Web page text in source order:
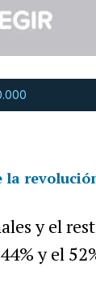
la
y el
y el